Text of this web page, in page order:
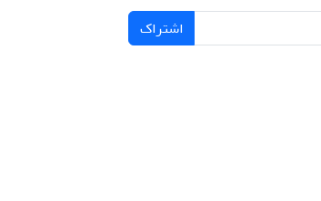
اشتراک